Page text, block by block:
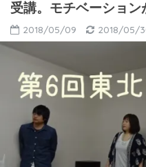
受講。モチベーション
2018/05/09 2018/05/